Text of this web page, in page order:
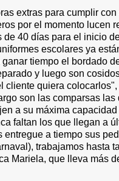
extras para cumplir
por el momento lucen
de 40 días para el inicio
escolares ya
tiempo el bordado
y luego son
cliente quiera colocarlos",
son las comparsas las
a su máxima
faltan los que llegan a
entregue a tiempo sus
trabajamos hasta
Mariela, que lleva más